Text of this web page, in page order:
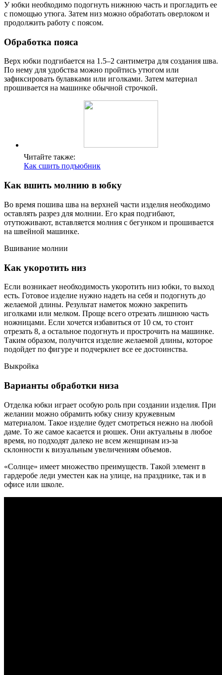
У юбки необходимо подогнуть нижнюю часть и прогладить ее
с помощью утюга. Затем низ можно обработать оверлоком и
продолжить работу с поясом.
Обработка пояса
Верх юбки подгибается на 1.5–2 сантиметра для создания шва.
По нему для удобства можно пройтись утюгом или
зафиксировать булавками или иголками. Затем материал
прошивается на машинке обычной строчкой.
Читайте также:
Как сшить подъюбник
Как вшить молнию в юбку
Во время пошива шва на верхней части изделия необходимо
оставлять разрез для молнии. Его края подгибают,
отутюживают, вставляется молния с бегунком и прошивается
на швейной машинке.
Вшивание молнии
Как укоротить низ
Если возникает необходимость укоротить низ юбки, то выход
есть. Готовое изделие нужно надеть на себя и подогнуть до
желаемой длины. Результат наметок можно закрепить
иголками или мелком. Проще всего отрезать лишнюю часть
ножницами. Если хочется избавиться от 10 см, то стоит
отрезать 8, а остальное подогнуть и прострочить на машинке.
Таким образом, получится изделие желаемой длины, которое
подойдет по фигуре и подчеркнет все ее достоинства.
Выкройка
Варианты обработки низа
Отделка юбки играет особую роль при создании изделия. При
желании можно обрамить юбку снизу кружевным
материалом. Такое изделие будет смотреться нежно на любой
даме. То же самое касается и рюшек. Они актуальны в любое
время, но подходят далеко не всем женщинам из-за
склонности к визуальным увеличениям объемов.
«Солнце» имеет множество преимуществ. Такой элемент в
гардеробе леди уместен как на улице, на празднике, так и в
офисе или школе.